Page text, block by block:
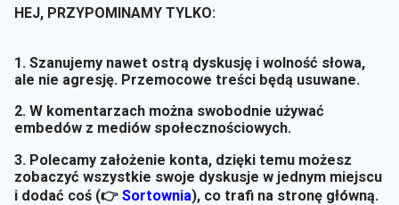
HEJ, PRZYPOMINAMY TYLKO:
1. Szanujemy nawet ostrą dyskusję i wolność słowa,
ale nie agresję. Przemocowe treści będą usuwane.
2. W komentarzach można swobodnie używać
embedów z mediów społecznościowych.
3. Polecamy założenie konta, dzięki temu możesz
zobaczyć wszystkie swoje dyskusje w jednym miejscu
i dodać coś (👉 Sortownia), co trafi na stronę główną.